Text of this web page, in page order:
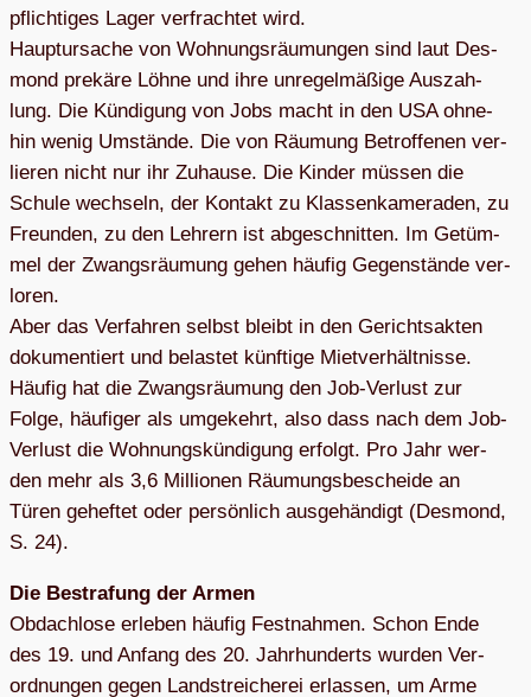
pflich­ti­ges Lager ver­frach­tet wird.
Haupt­ur­sa­che von Woh­nungs­räu­mun­gen sind laut Des­
mond pre­käre Löhne und ihre unre­gel­mä­ßige Aus­zah­
lung. Die Kün­di­gung von Jobs macht in den USA ohne­
hin wenig Umstände. Die von Räu­mung Betrof­fe­nen ver­
lie­ren nicht nur ihr Zuhause. Die Kin­der müs­sen die
Schule wech­seln, der Kon­takt zu Klas­sen­ka­me­ra­den, zu
Freun­den, zu den Leh­rern ist abge­schnit­ten. Im Getüm­
mel der Zwangs­räu­mung gehen häu­fig Gegen­stände ver­
lo­ren.
Aber das Ver­fah­ren selbst bleibt in den Gerichts­ak­ten
doku­men­tiert und belas­tet künf­tige Miet­ver­hält­nisse.
Häu­fig hat die Zwangs­räu­mung den Job-Ver­lust zur
Folge, häu­fi­ger als umge­kehrt, also dass nach dem Job-
Ver­lust die Woh­nungs­kün­di­gung erfolgt. Pro Jahr wer­
den mehr als 3,6 Mil­lio­nen Räu­mungs­be­scheide an
Türen gehef­tet oder per­sön­lich aus­ge­hän­digt (Des­mond,
S. 24).
Die Bestra­fung der Armen
Obdach­lose erle­ben häu­fig Fest­nah­men. Schon Ende
des 19. und Anfang des 20. Jahr­hun­derts wur­den Ver­
ord­nun­gen gegen Land­strei­che­rei erlas­sen, um Arme